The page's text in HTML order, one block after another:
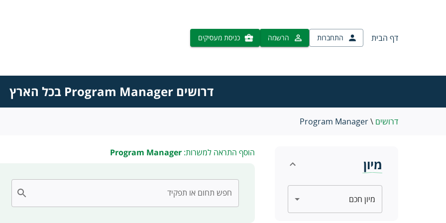
דף הבית התחברות הרשמה כניסת מעסיקים
דרושים Program Manager בכל הארץ
דרושים \
Program Manager
מיון
הוסף התראה למשרות: Program Manager
חפש תחום או תפקיד